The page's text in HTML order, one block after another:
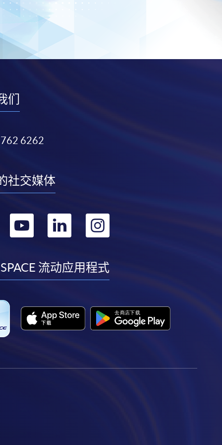
们
6262
社交媒体
转
youtube
转
linkedin
转
instagram
流动应用程式